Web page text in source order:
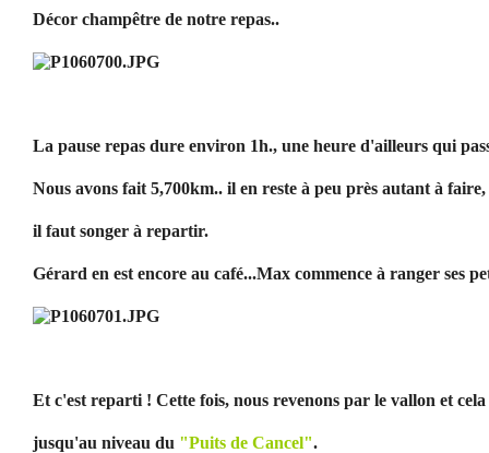
Décor champêtre de notre repas..
La pause repas dure environ 1h., une heure d'ailleurs qui
Nous avons fait 5,700km.. il en reste à peu près autant à faire,
il faut songer à repartir.
Gérard en est encore au café...Max commence à ranger ses
Et c'est reparti ! Cette fois, nous revenons par le vallon et cela
jusqu'au niveau du "Puits de Cancel".